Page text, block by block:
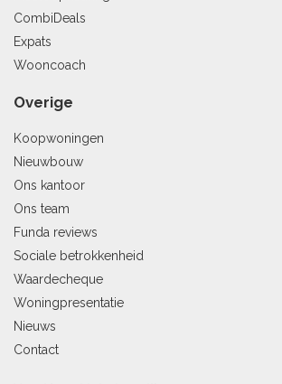
CombiDeals
Expats
Wooncoach
Overige
Koopwoningen
Nieuwbouw
Ons kantoor
Ons team
Funda reviews
Sociale betrokkenheid
Waardecheque
Woningpresentatie
Nieuws
Contact